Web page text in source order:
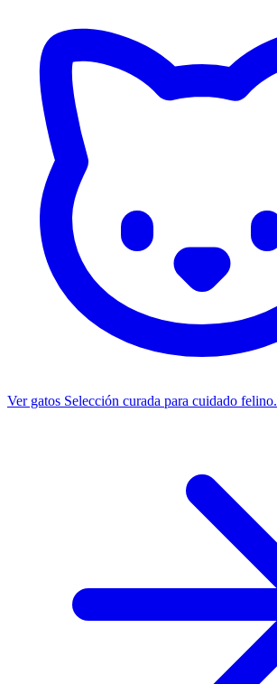
Ver gatos Selección curada para cuidado felino.